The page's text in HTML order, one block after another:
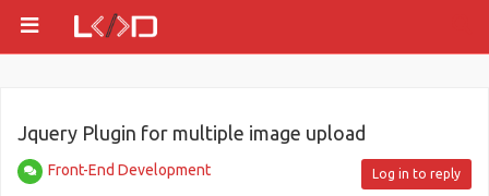
Jquery Plugin for multiple image upload
Front-End Development Log in to reply